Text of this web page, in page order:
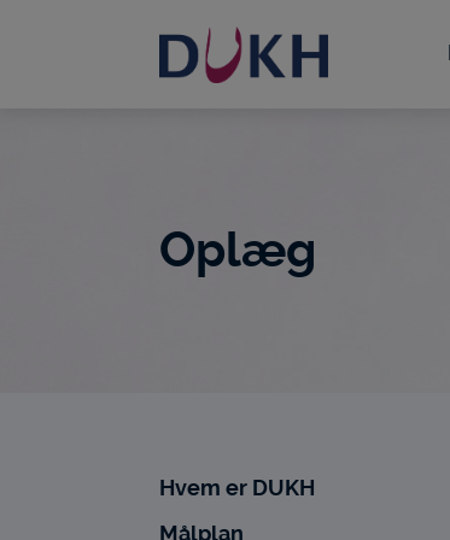
dette
site
Oplæg
Hvem er DUKH
Målplan